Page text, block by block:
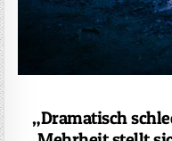
„Dramatisch